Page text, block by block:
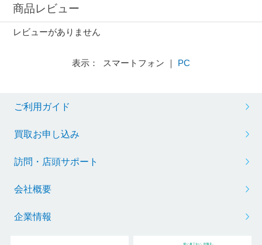
商品レビュー
レビューがありません
表示： スマートフォン ｜ PC
ご利用ガイド
買取お申し込み
訪問・店頭サポート
会社概要
企業情報